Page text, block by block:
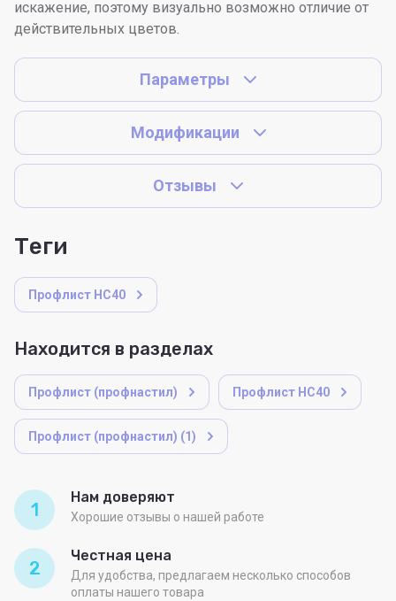
искажение, поэтому визуально возможно отличие от
действительных цветов.
Параметры
Модификации
Отзывы
теги
Профлист НС40
Находится в разделах
Профлист (профнастил) Профлист НС40
Профлист (профнастил) (1)
1
Нам доверяют
Хорошие отзывы о нашей работе
2
Честная цена
Для удобства, предлагаем несколько способов
оплаты нашего товара